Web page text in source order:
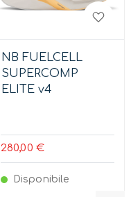
NB FUELCELL
SUPERCOMP
ELITE v4
280,00 €
Disponibile